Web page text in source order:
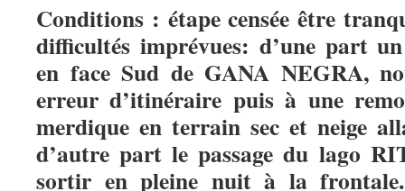
Conditions : étape censée être
difficultés imprévues: d’une part
en face Sud de GANA NEGRA,
erreur d’itinéraire puis à une
merdique en terrain sec et neige
d’autre part le passage du lago
sortir en pleine nuit à la frontale.